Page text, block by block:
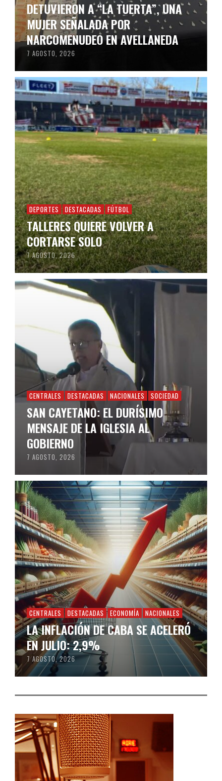
DETUVIERON A “LA TUERTA”, UNA
MUJER SEÑALADA POR
NARCOMENUDEO EN AVELLANEDA
7 AGOSTO, 2026
DEPORTES DESTACADAS FÚTBOL
TALLERES QUIERE VOLVER A
CORTARSE SOLO
7 AGOSTO, 2026
CENTRALES DESTACADAS NACIONALES SOCIEDAD
SAN CAYETANO: EL DURÍSIMO
MENSAJE DE LA IGLESIA AL
GOBIERNO
7 AGOSTO, 2026
CENTRALES DESTACADAS ECONOMÍA NACIONALES
LA INFLACIÓN DE CABA SE ACELERÓ
EN JULIO: 2,9%
7 AGOSTO, 2026